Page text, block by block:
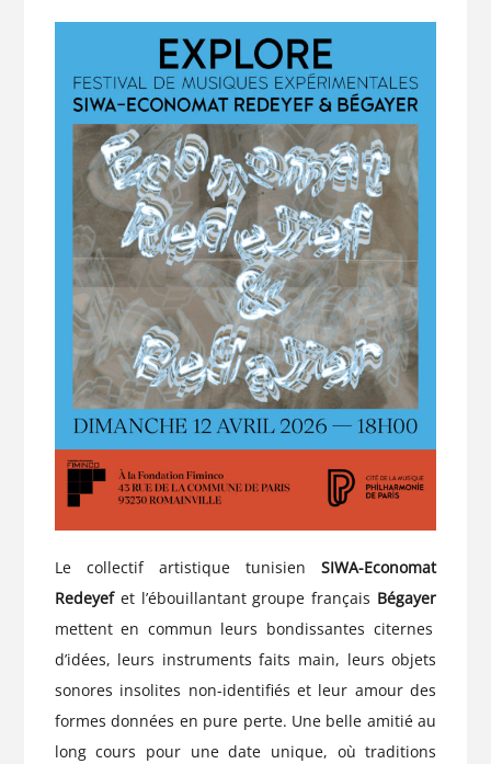
Le collectif artistique tunisien SIWA-Economat
Redeyefet l’ébouillantant groupe français Bégayer
mettent en commun leurs bondissantes citernes
d’idées, leurs instruments faits main, leurs objets
sonores insolites non-identifiés et leur amour des
formes données en pure perte. Une belle amitié au
long cours pour une date unique, où traditions